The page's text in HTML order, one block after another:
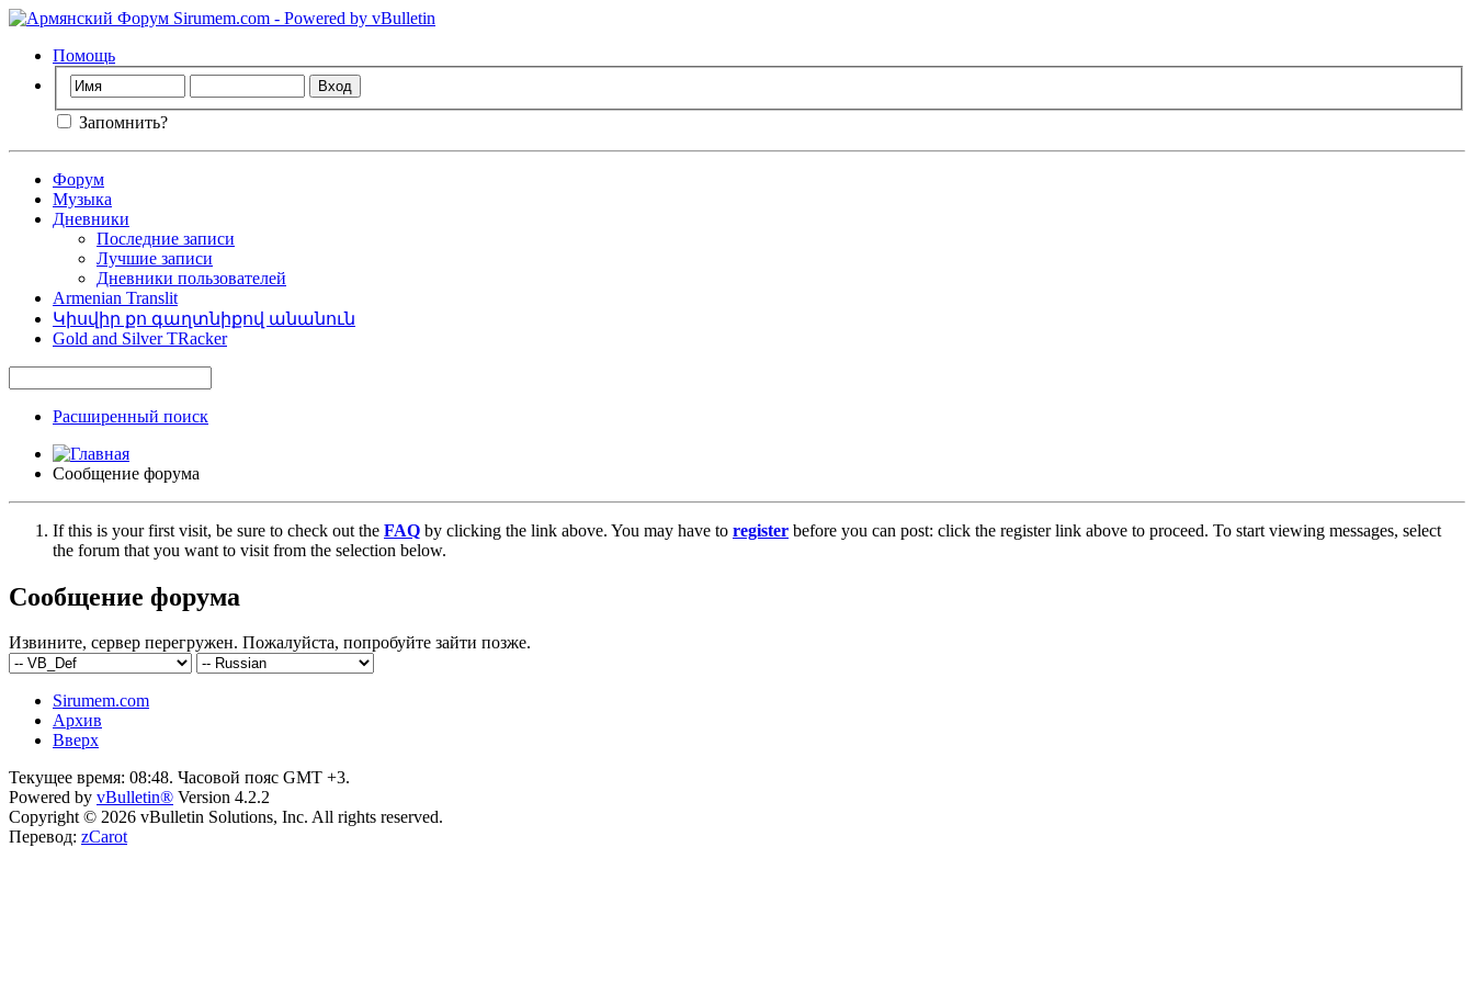
Помощь
Запомнить?
Форум
Музыка
Дневники
Последние записи
Лучшие записи
Дневники пользователей
Armenian Translit
Կիսվիր քո գաղտնիքով անանուն
Gold and Silver TRacker
Расширенный поиск
Сообщение форума
If this is your first visit, be sure to check out the FAQ by clicking the link above. You may have to register before you can post: click the register link above to proceed. To start viewing messages, select
the forum that you want to visit from the selection below.
Сообщение форума
Извините, сервер перегружен. Пожалуйста, попробуйте зайти позже.
Sirumem.com
Архив
Вверх
Текущее время: 08:48. Часовой пояс GMT +3.
Powered by vBulletin® Version 4.2.2
Copyright © 2026 vBulletin Solutions, Inc. All rights reserved.
Перевод: zCarot